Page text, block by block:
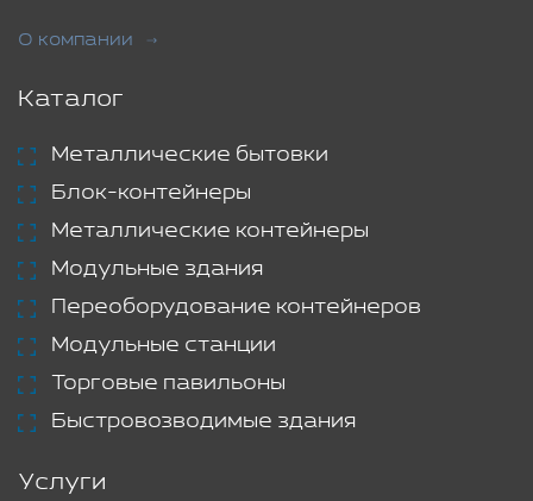
О компании
Каталог
Металлические бытовки
Блок-контейнеры
Металлические контейнеры
Модульные здания
Переоборудование контейнеров
Модульные станции
Торговые павильоны
Быстровозводимые здания
Услуги